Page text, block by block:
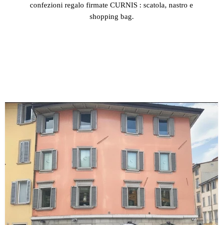
confezioni regalo firmate CURNIS : scatola, nastro e
shopping bag.